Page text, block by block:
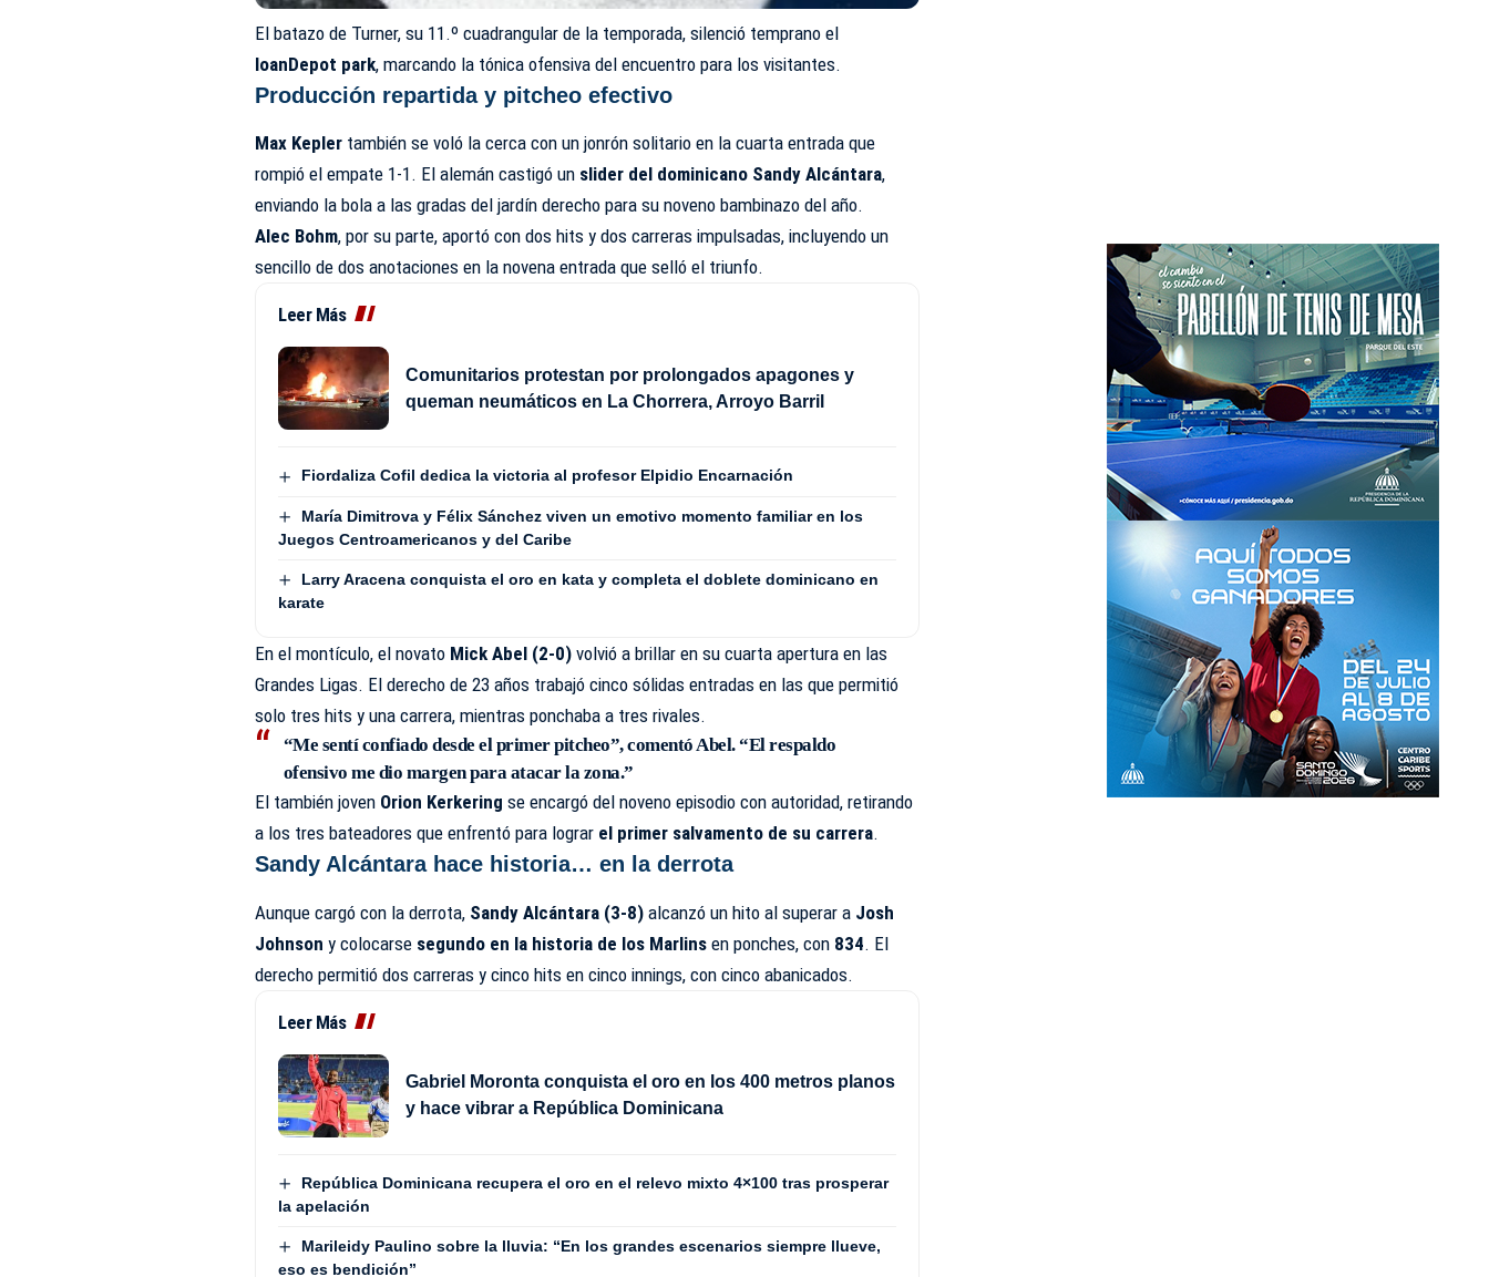
El batazo de Turner, su 11.º cuadrangular de la temporada, silenció temprano el
loanDepot park, marcando la tónica ofensiva del encuentro para los visitantes.
Producción repartida y pitcheo efectivo
Max Kepler también se voló la cerca con un jonrón solitario en la cuarta entrada que
rompió el empate 1-1. El alemán castigó un slider del dominicano Sandy Alcántara,
enviando la bola a las gradas del jardín derecho para su noveno bambinazo del año.
Alec Bohm, por su parte, aportó con dos hits y dos carreras impulsadas, incluyendo un
sencillo de dos anotaciones en la novena entrada que selló el triunfo.
Leer Más
Comunitarios protestan por prolongados apagones y
queman neumáticos en La Chorrera, Arroyo Barril
Fiordaliza Cofil dedica la victoria al profesor Elpidio Encarnación
María Dimitrova y Félix Sánchez viven un emotivo momento familiar en los
Juegos Centroamericanos y del Caribe
Larry Aracena conquista el oro en kata y completa el doblete dominicano en
karate
En el montículo, el novato Mick Abel (2-0) volvió a brillar en su cuarta apertura en las
Grandes Ligas. El derecho de 23 años trabajó cinco sólidas entradas en las que permitió
solo tres hits y una carrera, mientras ponchaba a tres rivales.
“Me sentí confiado desde el primer pitcheo”, comentó Abel. “El respaldo
ofensivo me dio margen para atacar la zona.”
El también joven Orion Kerkering se encargó del noveno episodio con autoridad, retirando
a los tres bateadores que enfrentó para lograr el primer salvamento de su carrera.
Sandy Alcántara hace historia… en la derrota
Aunque cargó con la derrota, Sandy Alcántara (3-8) alcanzó un hito al superar a Josh
Johnson y colocarse segundo en la historia de los Marlins en ponches, con 834. El
derecho permitió dos carreras y cinco hits en cinco innings, con cinco abanicados.
Leer Más
Gabriel Moronta conquista el oro en los 400 metros planos
y hace vibrar a República Dominicana
República Dominicana recupera el oro en el relevo mixto 4×100 tras prosperar
la apelación
Marileidy Paulino sobre la lluvia: “En los grandes escenarios siempre llueve,
eso es bendición”